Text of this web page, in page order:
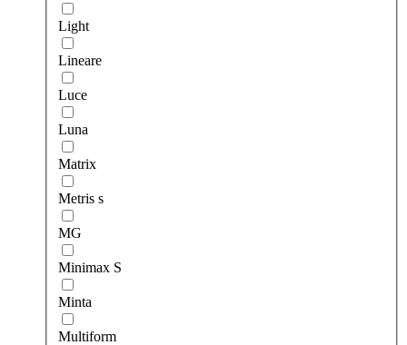
Light
Lineare
Luce
Luna
Matrix
Metris s
MG
Minimax S
Minta
Multiform